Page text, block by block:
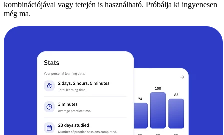
kombinációjával vagy tetején is használható. Próbálja ki ingyenesen
még ma.